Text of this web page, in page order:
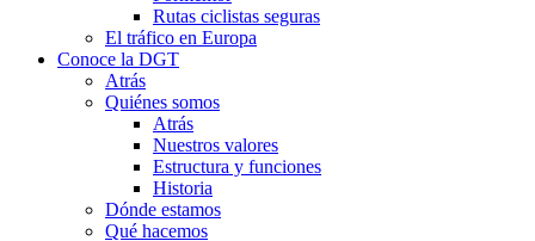
Rutas ciclistas seguras
El tráfico en Europa
Conoce la DGT
Atrás
Quiénes somos
Atrás
Nuestros valores
Estructura y funciones
Historia
Dónde estamos
Qué hacemos